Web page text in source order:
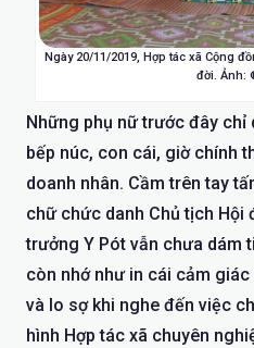
Ngày 20/11/2019, Hợp tác xã Cộng
đời. Ảnh:
Những phụ nữ trước đây chỉ
bếp núc, con cái, giờ chính
doanh nhân. Cầm trên tay
chữ chức danh Chủ tịch Hội
trưởng Y Pót vẫn chưa dám
còn nhớ như in cái cảm
và lo sợ khi nghe đến việc
hình Hợp tác xã chuyên